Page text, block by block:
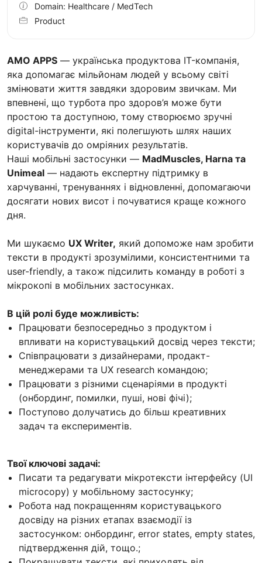
AMО APPS — українська продуктова IT-компанія,
яка допомагає мільйонам людей у всьому світі
змінювати життя завдяки здоровим звичкам. Ми
впевнені, що турбота про здоров’я може бути
простою та доступною, тому створюємо зручні
digital-інструменти, які полегшують шлях наших
користувачів до омріяних результатів.
Наші мобільні застосунки — MadMuscles, Harna та
Unimeal — надають експертну підтримку в
харчуванні, тренуваннях і відновленні, допомагаючи
досягати нових висот і почуватися краще кожного
дня.
Ми шукаємо UX Writer, який допоможе нам зробити
тексти в продукті зрозумілими, консистентними та
user-friendly, а також підсилить команду в роботі з
мікрокопі в мобільних застосунках.
В цій ролі буде можливість:
Працювати безпосередньо з продуктом і
впливати на користувацький досвід через тексти;
Співпрацювати з дизайнерами, продакт-
менеджерами та UX research командою;
Працювати з різними сценаріями в продукті
(онбординг, помилки, пуші, нові фічі);
Поступово долучатись до більш креативних
задач та експериментів.
Твої ключові задачі:
Писати та редагувати мікротексти інтерфейсу (UI
microcopy) у мобільному застосунку;
Робота над покращенням користувацького
досвіду на різних етапах взаємодії із
застосунком: онбординг, error states, empty states,
підтвердження дій, тощо.;
Domain: Healthcare / MedTech
Product